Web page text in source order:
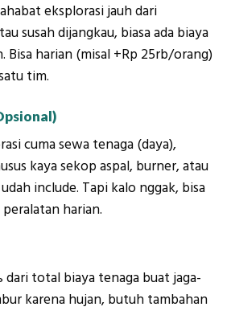
eksplorasi jauh dari
susah dijangkau, biasa ada biaya
harian (misal +Rp 25rb/orang)
tim.
cuma sewa tenaga (daya),
kaya sekop aspal, burner, atau
include. Tapi kalo nggak, bisa
harian.
dari total biaya tenaga buat jaga-
karena hujan, butuh tambahan